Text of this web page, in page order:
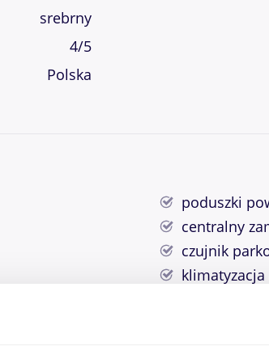
srebrny
4/5
Polska
poduszki
centralny
czujnik